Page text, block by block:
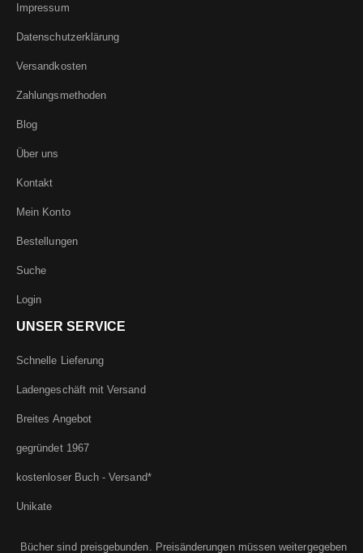
Impressum
Datenschutzerklärung
Versandkosten
Zahlungsmethoden
Blog
Über uns
Kontakt
Mein Konto
Bestellungen
Suche
Login
UNSER SERVICE
Schnelle Lieferung
Ladengeschäft mit Versand
Breites Angebot
gegründet 1967
kostenloser Buch - Versand*
Unikate
Bücher sind preisgebunden. Preisänderungen müssen weitergegeben